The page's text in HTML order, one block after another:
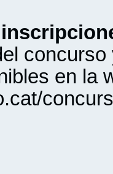
en la